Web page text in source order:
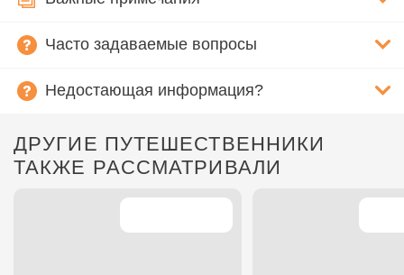
Часто задаваемые вопросы
Недостающая информация?
ДРУГИЕ ПУТЕШЕСТВЕННИКИ
ТАКЖЕ РАССМАТРИВАЛИ